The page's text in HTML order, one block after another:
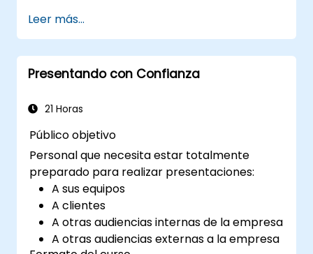
Preparar diapositivas de PowerPoint que
complementen y fortalezcan una
presentación.
Crear una conexión con el público que
idea, propuesta, producto o servicio.
Leer más...
Presentando con Confianza
21 Horas
Público objetivo
Personal que necesita estar totalmente
preparado para realizar presentaciones:
A sus equipos
A clientes
A otras audiencias internas de la empresa
A otras audiencias externas a la empresa